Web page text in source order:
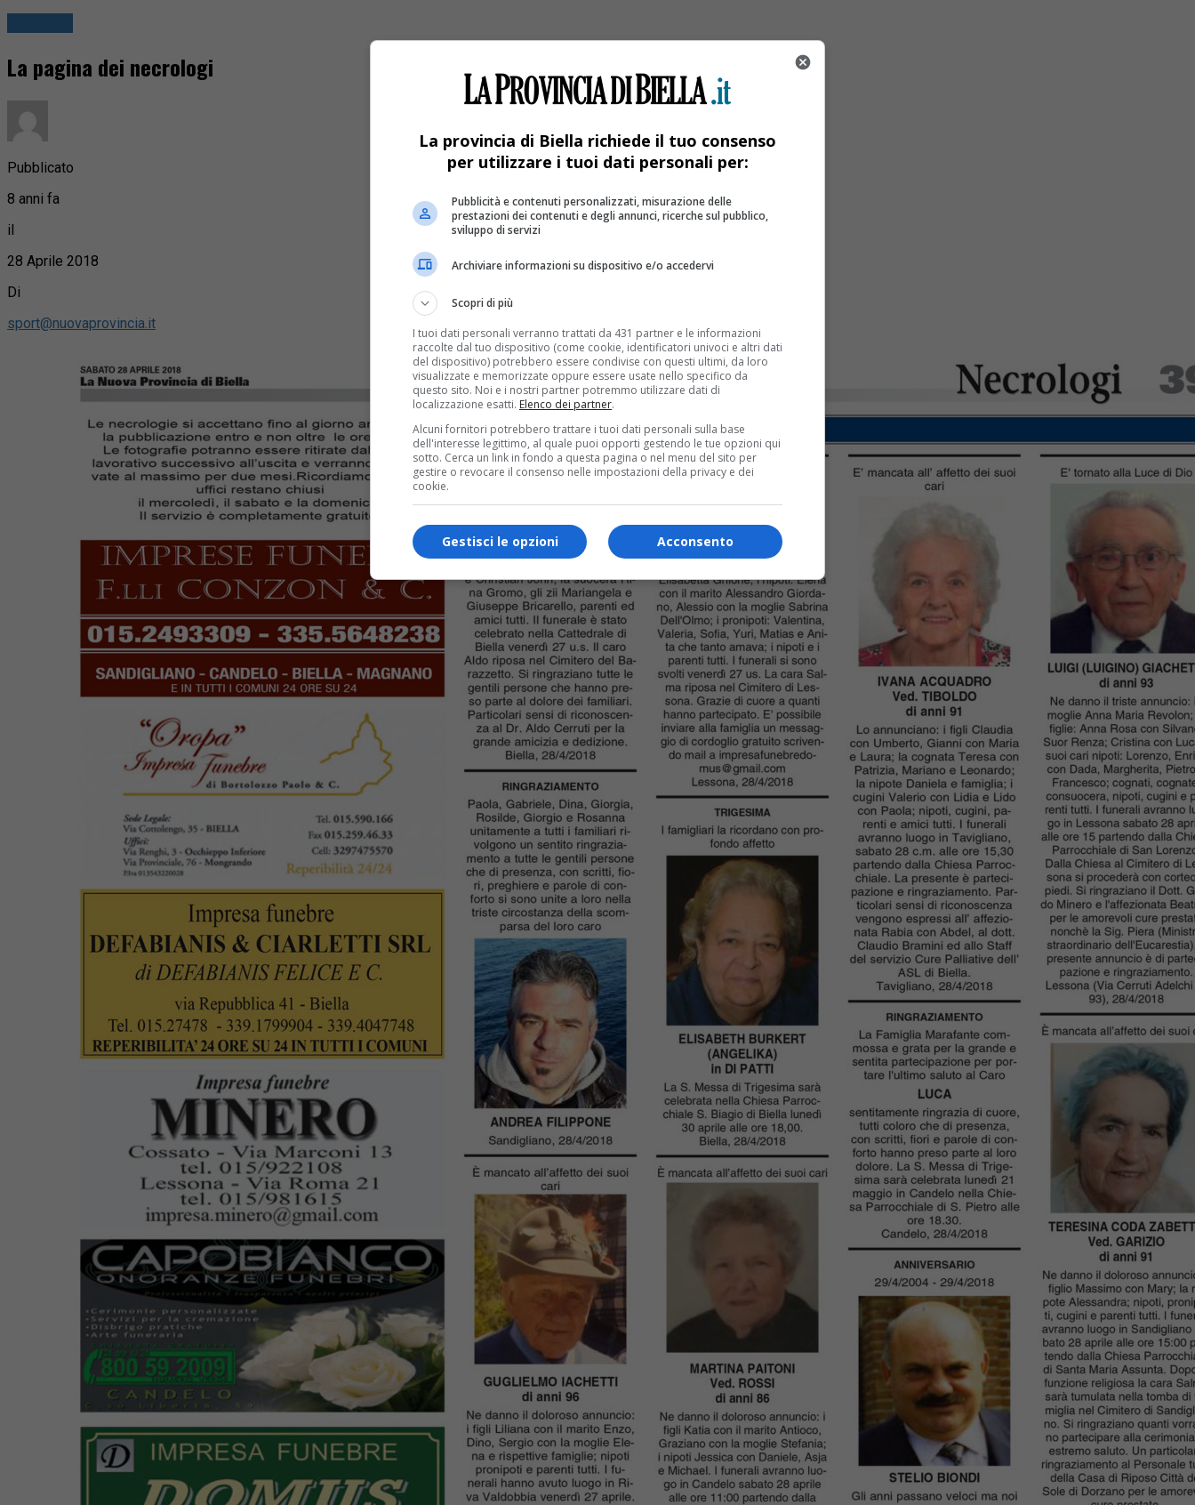
La pagina dei necrologi
Pubblicato
8 anni fa
il
28 Aprile 2018
Di
sport@nuovaprovincia.it
La provincia di Biella richiede il tuo consenso
per utilizzare i tuoi dati personali per:
Pubblicità e contenuti personalizzati, misurazione delle
prestazioni dei contenuti e degli annunci, ricerche sul pubblico,
sviluppo di servizi
Archiviare informazioni su dispositivo e/o accedervi
Scopri di più
I tuoi dati personali verranno trattati da 431 partner e le informazioni
raccolte dal tuo dispositivo (come cookie, identificatori univoci e altri dati
del dispositivo) potrebbero essere condivise con questi ultimi, da loro
visualizzate e memorizzate oppure essere usate nello specifico da
questo sito. Noi e i nostri partner potremmo utilizzare dati di
localizzazione esatti. Elenco dei partner.
Alcuni fornitori potrebbero trattare i tuoi dati personali sulla base
dell'interesse legittimo, al quale puoi opporti gestendo le tue opzioni qui
sotto. Cerca un link in fondo a questa pagina o nel menu del sito per
gestire o revocare il consenso nelle impostazioni della privacy e dei
cookie.
Acconsento
Gestisci le opzioni